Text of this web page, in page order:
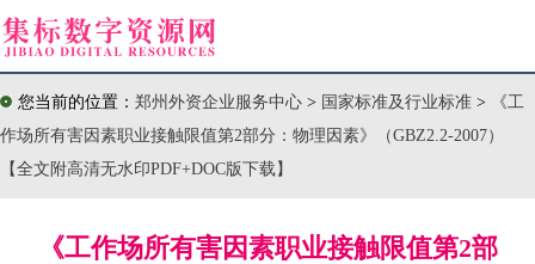
您当前的位置： 郑州外资企业服务中心 > 国家标准及行业标准 >
《工
作场所有害因素职业接触限值第2部分：物理因素》（GBZ2.2-2007）
【全文附高清无水印PDF+DOC版下载】
《工作场所有害因素职业接触限值第2部